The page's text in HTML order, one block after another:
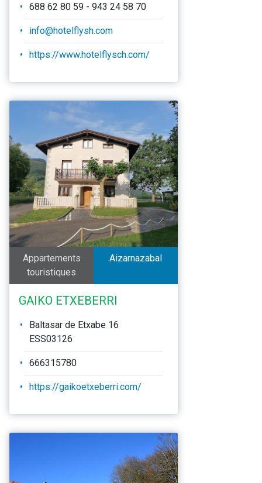
688 62 80 59 - 943 24 58 70
info@hotelflysh.com
https://www.hotelflysch.com/
Appartements
touristiques
Aizarnazabal
GAIKO ETXEBERRI
Baltasar de Etxabe 16
ESS03126
666315780
https://gaikoetxeberri.com/